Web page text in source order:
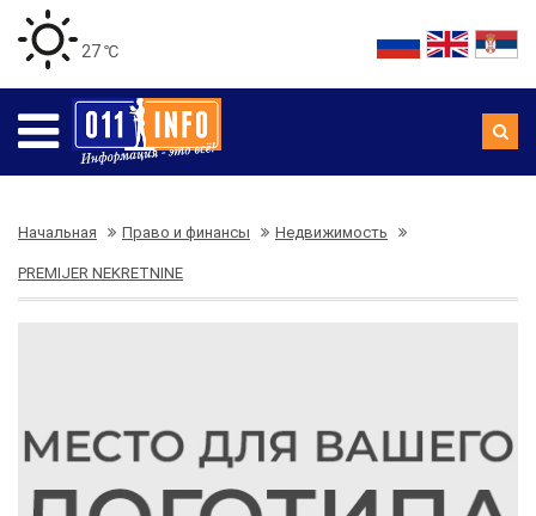
27 ℃
Начальная Право и финансы Недвижимость
PREMIJER NEKRETNINE